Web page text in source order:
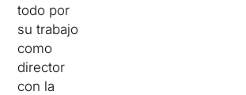
todo por
su trabajo
como
director
con la